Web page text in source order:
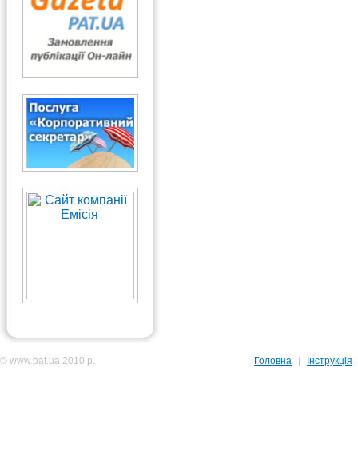
© www.pat.ua 2010 р. Головна Інструкція